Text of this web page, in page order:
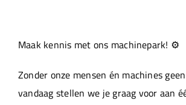
Maak kennis met ons machinepark! ⚙️
Zonder onze mensen én machines
vandaag stellen we je graag voor aan